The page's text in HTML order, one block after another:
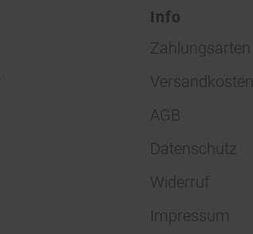
Info
Zahlungsarten
Versandkosten
AGB
Datenschutz
Widerruf
Impressum